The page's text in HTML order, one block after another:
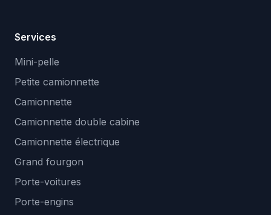
Services
Mini-pelle
Petite camionnette
Camionnette
Camionnette double cabine
Camionnette électrique
Grand fourgon
Porte-voitures
Porte-engins